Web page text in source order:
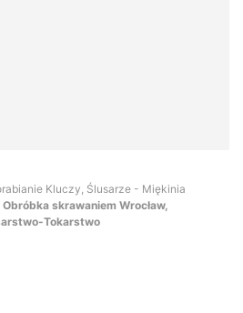
Kluczy, Ślusarze - Miękinia
skrawaniem Wrocław,
Tokarstwo